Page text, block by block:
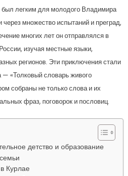
легким для молодого Владимира
множество испытаний и преград,
многих лет он отправлялся в
изучая местные языки,
регионов. Эти приключения стали
— «Толковый словарь живого
собраны не только слова и их
фраз, поговорок и пословиц.
детство и образование
Курлае